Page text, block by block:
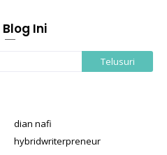
Ini
dian nafi
hybridwriterpreneur